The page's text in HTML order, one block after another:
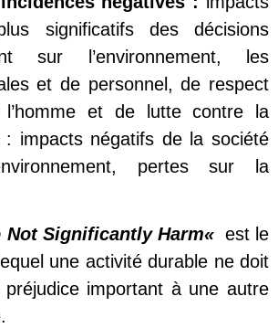
significatifs des décisions
sur l’environnement, les
et de personnel, de respect
et de lutte contre la
: impacts négatifs de la société
pertes sur la
Not Significantly Harm« est le
une activité durable ne doit
important à une autre